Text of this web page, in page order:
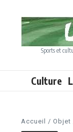
Sports et
Culture
Accueil / Objet